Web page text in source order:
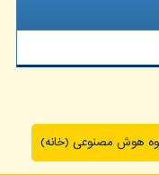
هوش مصنوعی (خانه)